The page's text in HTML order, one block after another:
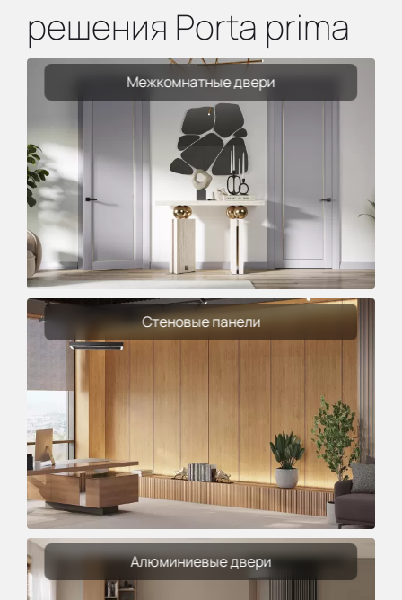
решения Porta prima
Межкомнатные двери
Стеновые панели
Алюминиевые двери